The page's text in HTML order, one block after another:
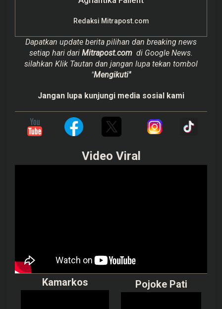
Redaksi Mitrapost.com
Dapatkan update berita pilihan dan breaking news
setiap hari dari Mitrapost.com di Google News.
silahkan Klik Tautan dan jangan lupa tekan tombol
"Mengikuti"
Jangan lupa kunjungi media sosial kami
Video Viral
Kamarkos Pojoke Pati